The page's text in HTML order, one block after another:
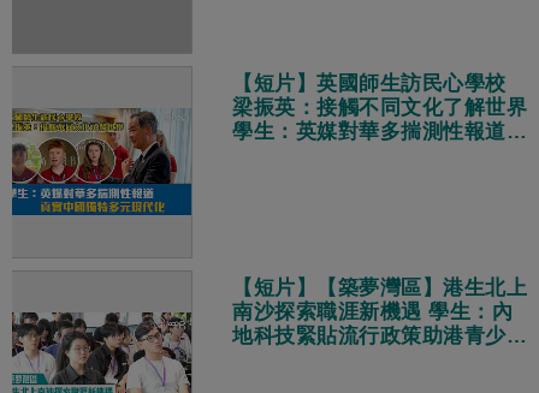
【短片】英國師生訪民心學校
梁振英：接觸不同文化了解世界
學生：英媒對華多揣測性報道
【短片】【築夢灣區】港生北上
南沙探索職涯新機遇 學生：內
地科技緊貼流行政策助港青少年